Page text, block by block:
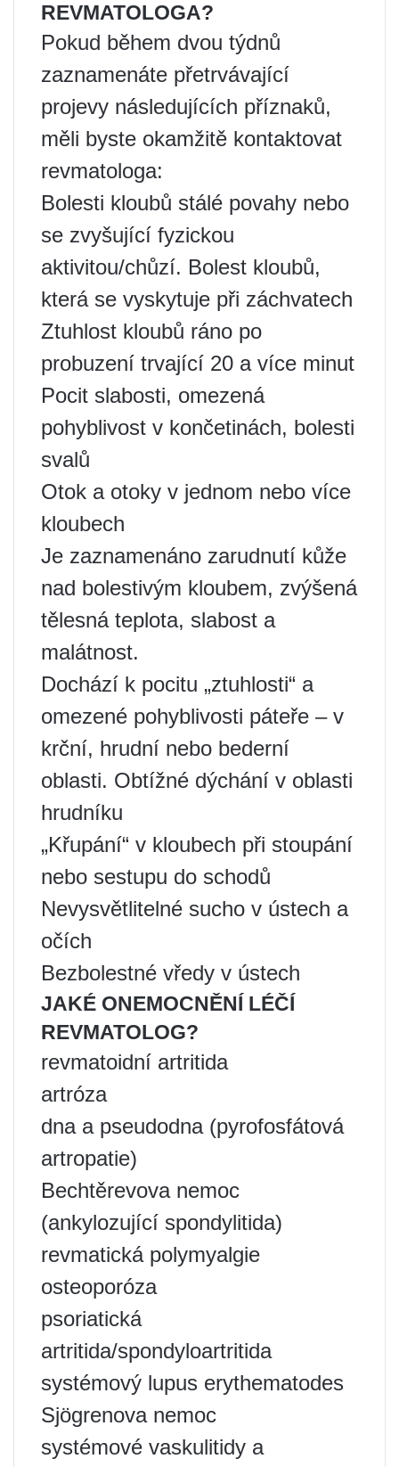
REVMATOLOGA?
Pokud během dvou týdnů
zaznamenáte přetrvávající
projevy následujících příznaků,
měli byste okamžitě kontaktovat
revmatologa:
Bolesti kloubů stálé povahy nebo
se zvyšující fyzickou
aktivitou/chůzí. Bolest kloubů,
která se vyskytuje při záchvatech
Ztuhlost kloubů ráno po
probuzení trvající 20 a více minut
Pocit slabosti, omezená
pohyblivost v končetinách, bolesti
svalů
Otok a otoky v jednom nebo více
kloubech
Je zaznamenáno zarudnutí kůže
nad bolestivým kloubem, zvýšená
tělesná teplota, slabost a
malátnost.
Dochází k pocitu „ztuhlosti“ a
omezené pohyblivosti páteře – v
krční, hrudní nebo bederní
oblasti. Obtížné dýchání v oblasti
hrudníku
„Křupání“ v kloubech při stoupání
nebo sestupu do schodů
Nevysvětlitelné sucho v ústech a
očích
Bezbolestné vředy v ústech
JAKÉ ONEMOCNĚNÍ LÉČÍ
REVMATOLOG?
revmatoidní artritida
artróza
dna a pseudodna (pyrofosfátová
artropatie)
Bechtěrevova nemoc
(ankylozující spondylitida)
revmatická polymyalgie
osteoporóza
psoriatická
artritida/spondyloartritida
systémový lupus erythematodes
Sjögrenova nemoc
systémové vaskulitidy a